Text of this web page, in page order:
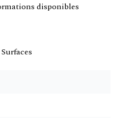
disponibles
Surfaces